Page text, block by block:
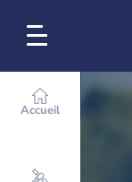
Accueil